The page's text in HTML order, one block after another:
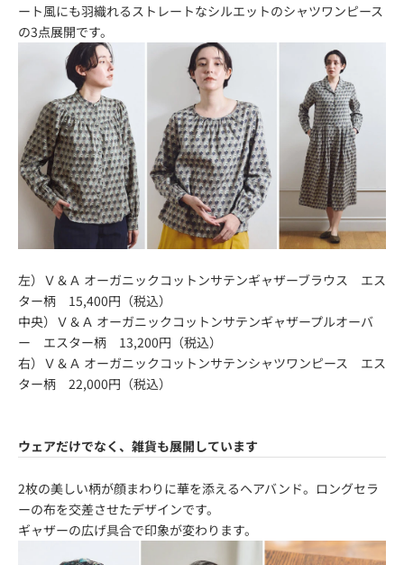
ート風にも羽織れるストレートなシルエットのシャツワンピース
の3点展開です。
左） Ｖ＆Ａ オーガニックコットンサテンギャザーブラウス エス
ター柄 15,400円（税込）
中央） Ｖ＆Ａ オーガニックコットンサテンギャザープルオーバ
ー エスター柄 13,200円（税込）
右） Ｖ＆Ａ オーガニックコットンサテンシャツワンピース エス
ター柄 22,000円（税込）
ウェアだけでなく、雑貨も展開しています
2枚の美しい柄が顔まわりに華を添えるヘアバンド。ロングセラ
ーの布を交差させたデザインです。
ギャザーの広げ具合で印象が変わります。